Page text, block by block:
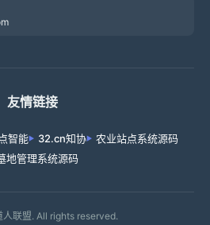
友情链接
智能 32.cn知协
农业站点系统源码
地管理系统源码
联盟. All rights reserved.